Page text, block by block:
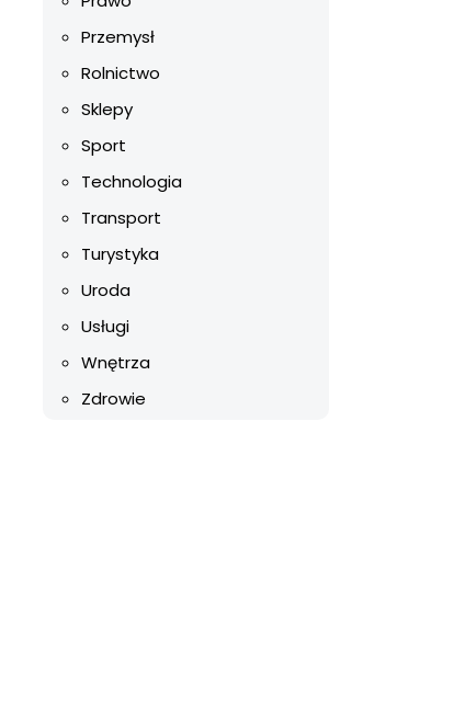
Przemysł
Rolnictwo
Sklepy
Sport
Technologia
Transport
Turystyka
Uroda
Usługi
Wnętrza
Zdrowie